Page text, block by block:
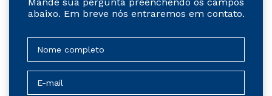
abaixo. Em breve nós entraremos em contato.